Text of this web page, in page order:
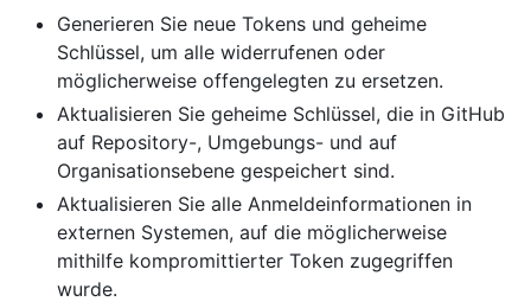
Generieren Sie neue Tokens und geheime
Schlüssel, um alle widerrufenen oder
möglicherweise offengelegten zu ersetzen.
Aktualisieren Sie geheime Schlüssel, die in GitHub
auf Repository-, Umgebungs- und auf
Organisationsebene gespeichert sind.
Aktualisieren Sie alle Anmeldeinformationen in
externen Systemen, auf die möglicherweise
mithilfe kompromittierter Token zugegriffen
wurde.